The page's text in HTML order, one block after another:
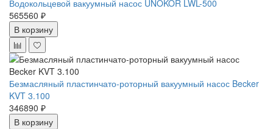
Водокольцевой вакуумный насос UNOKOR LWL-500
565560 ₽
В корзину
Безмасляный пластинчато-роторный вакуумный насос Becker
KVT 3.100
346890 ₽
В корзину